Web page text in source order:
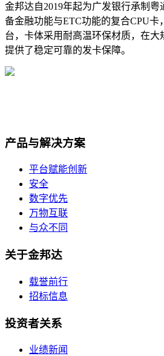
金邦达自2019年起为广发银行承制
备金融功能与ETC功能的复合CPU卡
台，卡体采用耐高温环保材质，在大
提供了稳定可靠的发卡保障。
产品与解决方案
平台赋能创新
安全
数字优先
万物互联
与众不同
关于金邦达
载誉前行
招标信息
投资者关系
业绩新闻